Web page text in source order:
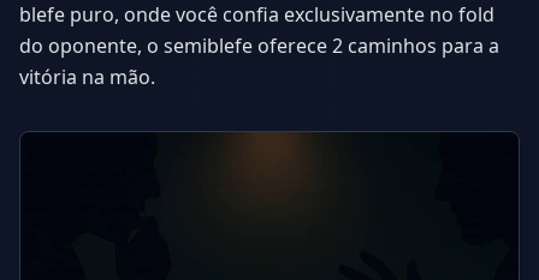
blefe puro, onde você confia exclusivamente no fold
do oponente, o semiblefe oferece 2 caminhos para a
vitória na mão.